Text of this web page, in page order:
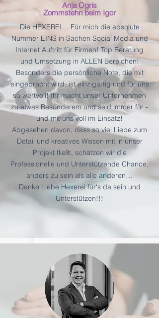
Anja Ogris
Zommstehn beim Igor
Die HEXEREI… Für mich die absolute
Nummer EINS in Sachen Social Media und
Internet Auftritt für Firmen! Top Beratung
und Umsetzung in ALLEN Bereichen!
Besonders die persönliche Note, die mit
eingebracht wird, ist einzigartig und für uns
so wertvoll! Ihr macht unser Unternehmen
zu etwas Besonderem und seid immer für -
und mit uns voll im Einsatz!
Abgesehen davon, dass so viel Liebe zum
Detail und kreatives Wissen mit in unser
Projekt fließt, schätzen wir die
Professionelle und Unterstützende Chance,
anders zu sein als alle anderen…
Danke Liebe Hexerei für‘s da sein und
Unterstützen!!!